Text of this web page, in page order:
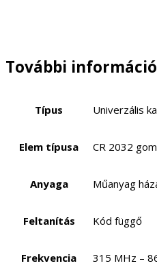
További
Típus Univerzális
Elem típusa CR 2032
Anyaga Műanyag
Feltanítás Kód függő
Frekvencia 315 MHz –